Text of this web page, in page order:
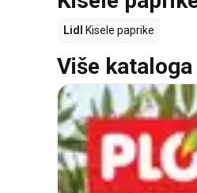
Lidl Kisele paprike
Više